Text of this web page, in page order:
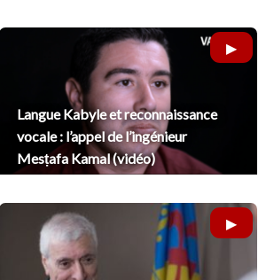
Langue Kabyle et reconnaissance
vocale : l’appel de l’ingénieur
Mesṭafa Kamal (vidéo)